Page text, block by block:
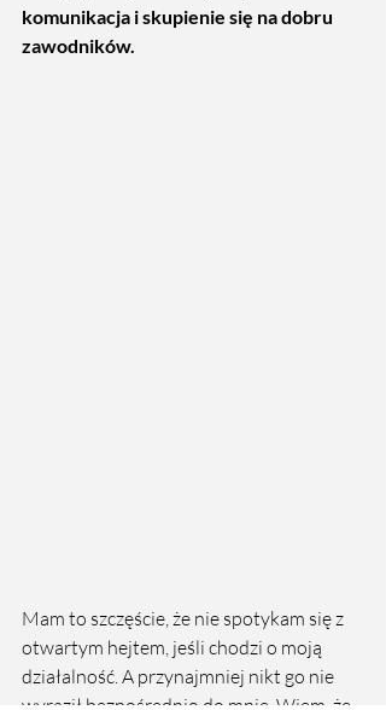
komunikacja i skupienie się na dobru
zawodników.
Mam to szczęście, że nie spotykam się z
otwartym hejtem, jeśli chodzi o moją
działalność. A przynajmniej nikt go nie
wyraził bezpośrednio do mnie. Wiem, że